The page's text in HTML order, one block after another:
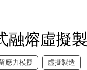
融熔虛擬
應力模擬 虛擬製造